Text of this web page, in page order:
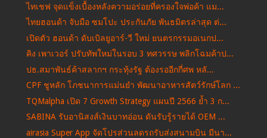
ไทเชฟ จุดแข็งเบื้องหลังความอร่อยที่ครองใจพ่อค้า แม...
ไทยฮอนด้า จับมือ ซมโปะ ประกันภัย พันธมิตรล่าสุด ต่...
เปิดตัว ฮอนด้า ดับเบิลยูอาร์-วี ใหม่ ยนตรกรรมอเนกป...
คิง เพาเวอร์ ปรับทัพใหม่ในรอบ 3 ทศวรรษ พลิกโฉมค้าป...
ปธ.สมาพันธ์ค้าสลากฯ กระทุ้งรัฐ ต้องรออีกกี่ศพ หลั...
CPF ชูหลัก โภชนาการแม่นยำ พัฒนาอาหารสัตว์รักษ์โลก ...
TQMalpha เปิด 7 Growth Strategy แผนปี 2566 ย้ำ 3 ก...
SABINA รับอานิสงส์เงินบาทอ่อน ดันรับรู้รายได้ OEM ...
airasia Super App จัดโปรส่วนลดรถรับส่งสนามบิน มีนา...